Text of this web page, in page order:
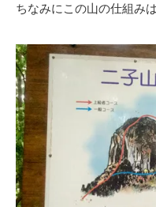
ちなみにこの山の仕組み